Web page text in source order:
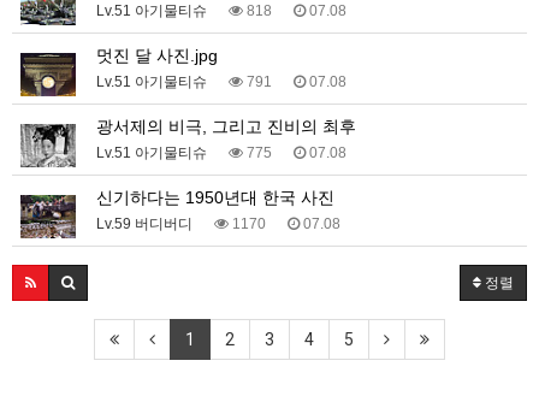
Lv.51 아기물티슈 818 07.08
멋진 달 사진.jpg
Lv.51 아기물티슈 791 07.08
광서제의 비극, 그리고 진비의 최후
Lv.51 아기물티슈 775 07.08
신기하다는 1950년대 한국 사진
Lv.59 버디버디 1170 07.08
정렬
1 2 3 4 5